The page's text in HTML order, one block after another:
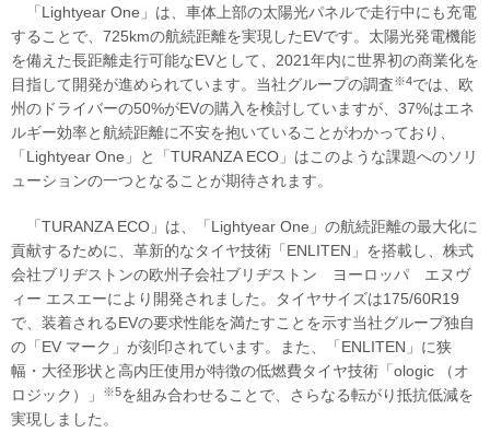
「Lightyear One」は、車体上部の太陽光パネルで走行中にも充電
することで、725kmの航続距離を実現したEVです。太陽光発電機能
を備えた長距離走行可能なEVとして、2021年内に世界初の商業化を
目指して開発が進められています。当社グループの調査※4では、欧
州のドライバーの50%がEVの購入を検討していますが、37%はエネ
ルギー効率と航続距離に不安を抱いていることがわかっており、
「Lightyear One」と「TURANZA ECO」はこのような課題へのソリ
ューションの一つとなることが期待されます。
「TURANZA ECO」は、「Lightyear One」の航続距離の最大化に
貢献するために、革新的なタイヤ技術「ENLITEN」を搭載し、株式
会社ブリヂストンの欧州子会社ブリヂストン ヨーロッパ エヌヴ
ィー エスエーにより開発されました。タイヤサイズは175/60R19
で、装着されるEVの要求性能を満たすことを示す当社グループ独自
の「EV マーク」が刻印されています。また、「ENLITEN」に狭
幅・大径形状と高内圧使用が特徴の低燃費タイヤ技術「ologic （オ
ロジック）」
※5を組み合わせることで、さらなる転がり抵抗低減を
実現しました。